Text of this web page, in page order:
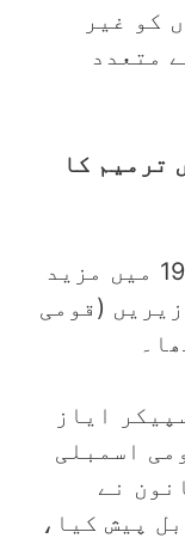
کو غیر
متعدد
ترمیم کا
انسداد دہشت گردی ایکٹ 1997 میں مزید
(قومی
ایاز
اسمبلی
نے
پیش کیا،